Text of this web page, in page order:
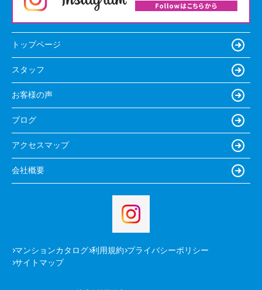
トップページ
スタッフ
お客様の声
ブログ
アクセスマップ
会社概要
マンションカタログ 利用規約 プライバシーポリシー
サイトマップ